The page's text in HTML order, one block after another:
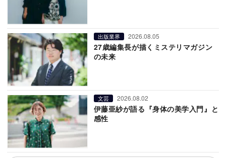
出版業界 2026.08.05
27歳編集長が描くミステリマガジン
の未来
文芸 2026.08.02
伊藤亜紗が語る『身体の美学入門』と
感性